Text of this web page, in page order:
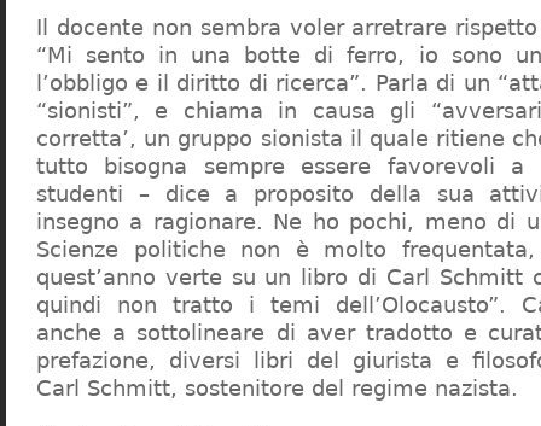
Il docente non sembra voler arretrare
“Mi sento in una botte di ferro, io sono
l’obbligo e il diritto di ricerca”. Parla di un
“sionisti”, e chiama in causa gli
corretta’, un gruppo sionista il quale ritiene
tutto bisogna sempre essere favorevoli a
studenti – dice a proposito della sua
insegno a ragionare. Ne ho pochi, meno di
Scienze politiche non è molto
quest’anno verte su un libro di Carl Schmitt
quindi non tratto i temi dell’Olocausto”.
anche a sottolineare di aver tradotto e
prefazione, diversi libri del giurista e
Carl Schmitt, sostenitore del regime nazista.